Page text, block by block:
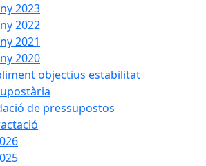
2023
2022
2021
2020
objectius estabilitat
de pressupostos